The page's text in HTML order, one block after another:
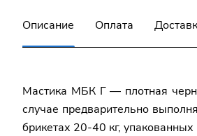
Описание Оплата
Мастика МБК Г — плотная
случае предварительно
брикетах 20-40 кг,